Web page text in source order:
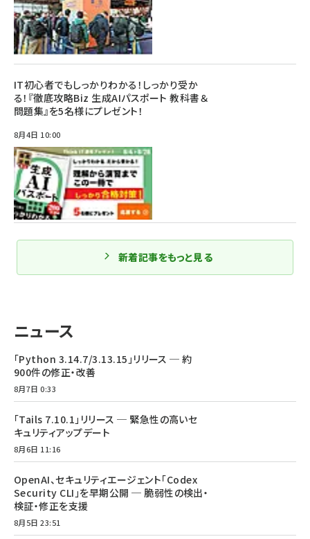
IT初心者でもしっかりわかる！しっかり受か
る！『徹底攻略Biz 生成AIパスポート 教科書＆
問題集』を5名様にプレゼント！
8月4日 10:00
新着記事をもっと見る
ニュース
「Python 3.14.7/3.13.15」リリース ─ 約
900件の修正・改善
8月7日 0:33
「Tails 7.10.1」リリース ─ 緊急性の高いセ
キュリティアップデート
8月6日 11:16
OpenAI、セキュリティエージェント「Codex
Security CLI」を早期公開 ─ 脆弱性の検出・
検証・修正を支援
8月5日 23:51